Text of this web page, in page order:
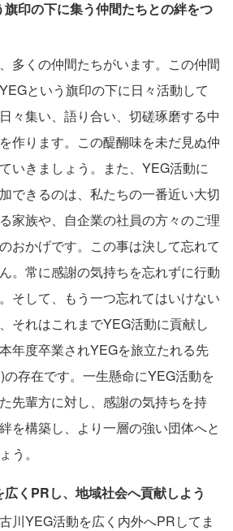
旗印の下に集う仲間たちとの絆をつ
多くの仲間たちがいます。この仲間
という旗印の下に日々活動して
々集い、語り合い、切磋琢磨する中
作ります。この醍醐味を未だ見ぬ仲
いきましょう。また、YEG活動に
できるのは、私たちの一番近い大切
家族や、自企業の社員の方々のご理
おかげです。この事は決して忘れて
。常に感謝の気持ちを忘れずに行動
そして、もう一つ忘れてはいけない
それはこれまでYEG活動に貢献し
年度卒業されYEGを旅立たれる先
の存在です。一生懸命にYEG活動を
先輩方に対し、感謝の気持ちを持
を構築し、より一層の強い団体へと
う。
くPRし、地域社会へ貢献しよう
川YEG活動を広く内外へPRしてま